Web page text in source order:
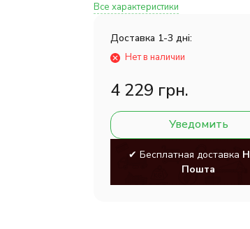
Все характеристики
Доставка 1-3 дні:
Нет в наличии
4 229 грн.
Уведомить
✔ Бесплатная доставка
Пошта